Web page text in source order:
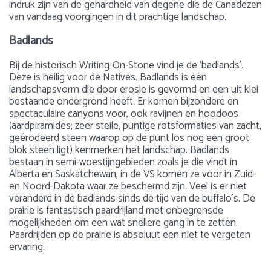
indruk zijn van de gehardheid van degene die de Canadezen
van vandaag voorgingen in dit prachtige landschap.
Badlands
Bij de historisch Writing-On-Stone vind je de ‘badlands’.
Deze is heilig voor de Natives. Badlands is een
landschapsvorm die door erosie is gevormd en een uit klei
bestaande ondergrond heeft. Er komen bijzondere en
spectaculaire canyons voor, ook ravijnen en hoodoos
(aardpiramides; zeer steile, puntige rotsformaties van zacht,
geërodeerd steen waarop op de punt los nog een groot
blok steen ligt) kenmerken het landschap. Badlands
bestaan in semi-woestijngebieden zoals je die vindt in
Alberta en Saskatchewan, in de VS komen ze voor in Zuid-
en Noord-Dakota waar ze beschermd zijn. Veel is er niet
veranderd in de badlands sinds de tijd van de buffalo’s. De
prairie is fantastisch paardrijland met onbegrensde
mogelijkheden om een wat snellere gang in te zetten.
Paardrijden op de prairie is absoluut een niet te vergeten
ervaring.